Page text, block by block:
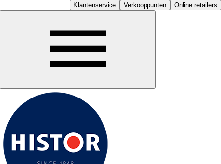
Klantenservice Verkooppunten Online retailers